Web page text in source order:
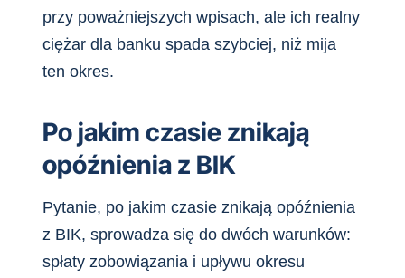
przy poważniejszych wpisach, ale ich realny
ciężar dla banku spada szybciej, niż mija
ten okres.
Po jakim czasie znikają
opóźnienia z BIK
Pytanie, po jakim czasie znikają opóźnienia
z BIK, sprowadza się do dwóch warunków:
spłaty zobowiązania i upływu okresu